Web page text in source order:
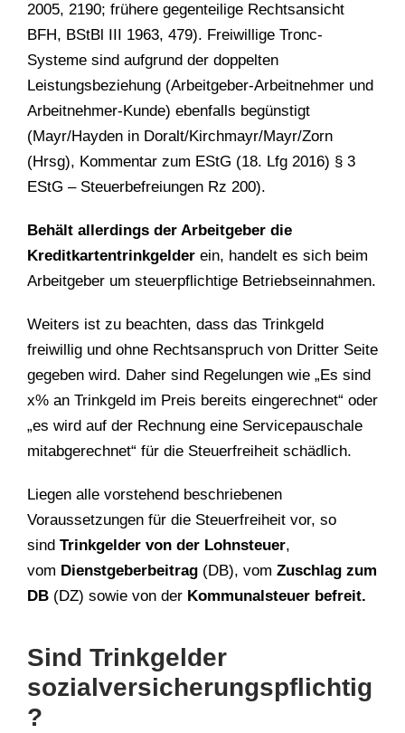
2005, 2190; frühere gegenteilige Rechtsansicht
BFH, BStBl III 1963, 479). Freiwillige Tronc-
Systeme sind aufgrund der doppelten
Leistungsbeziehung (Arbeitgeber-Arbeitnehmer und
Arbeitnehmer-Kunde) ebenfalls begünstigt
(Mayr/Hayden in Doralt/Kirchmayr/Mayr/Zorn
(Hrsg), Kommentar zum EStG (18. Lfg 2016) § 3
EStG – Steuerbefreiungen Rz 200).
Behält allerdings der Arbeitgeber die
Kreditkartentrinkgelder ein, handelt es sich beim
Arbeitgeber um steuerpflichtige Betriebseinnahmen.
Weiters ist zu beachten, dass das Trinkgeld
freiwillig und ohne Rechtsanspruch von Dritter Seite
gegeben wird. Daher sind Regelungen wie „Es sind
x% an Trinkgeld im Preis bereits eingerechnet“ oder
„es wird auf der Rechnung eine Servicepauschale
mitabgerechnet“ für die Steuerfreiheit schädlich.
Liegen alle vorstehend beschriebenen
Voraussetzungen für die Steuerfreiheit vor, so
sind Trinkgelder von der Lohnsteuer,
vom Dienstgeberbeitrag (DB), vom Zuschlag zum
DB (DZ) sowie von der Kommunalsteuer befreit.
Sind Trinkgelder
sozialversicherungspflichtig
?